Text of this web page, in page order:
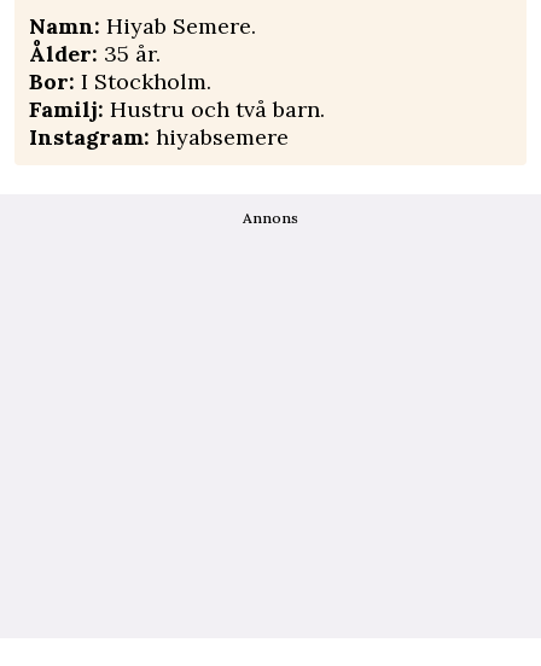
Namn: Hiyab Semere.
Ålder: 35 år.
Bor: I Stockholm.
Familj: Hustru och två barn.
Instagram: hiyabsemere
Annons